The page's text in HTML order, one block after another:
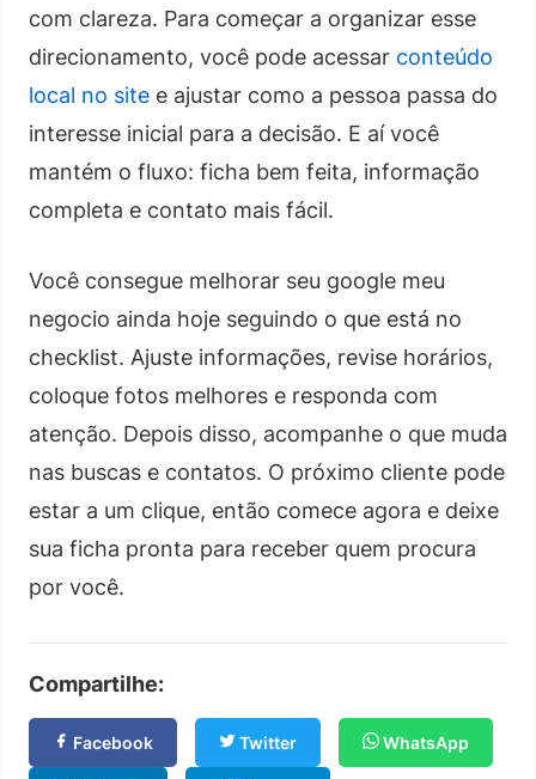
com clareza. Para começar a organizar esse
direcionamento, você pode acessar conteúdo
local no site e ajustar como a pessoa passa do
interesse inicial para a decisão. E aí você
mantém o fluxo: ficha bem feita, informação
completa e contato mais fácil.
Você consegue melhorar seu google meu
negocio ainda hoje seguindo o que está no
checklist. Ajuste informações, revise horários,
coloque fotos melhores e responda com
atenção. Depois disso, acompanhe o que muda
nas buscas e contatos. O próximo cliente pode
estar a um clique, então comece agora e deixe
sua ficha pronta para receber quem procura
por você.
Compartilhe:
Facebook Twitter WhatsApp